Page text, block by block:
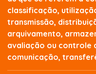
classificação,
transmissão,
arquivamento,
avaliação ou controle
comunicação,